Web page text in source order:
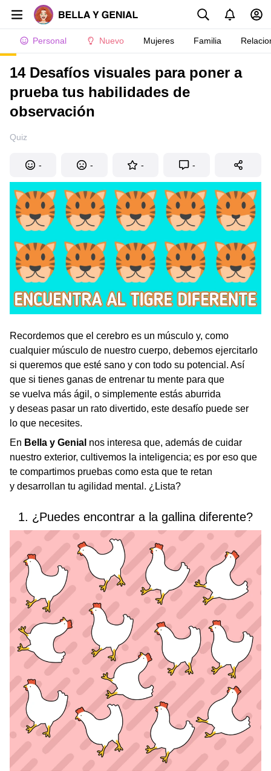
Personal Nuevo Mujeres Familia
14 Desafíos visuales para poner a
prueba tus habilidades de
observación
Quiz
- - - -
Recordemos que el cerebro es un músculo y, como
cualquier músculo de nuestro cuerpo, debemos ejercitarlo
si queremos que esté sano y con todo su potencial. Así
que si tienes ganas de entrenar tu mente para que
se vuelva más ágil, o simplemente estás aburrida
y deseas pasar un rato divertido, este desafío puede ser
lo que necesites.
En Bella y Genial nos interesa que, además de cuidar
nuestro exterior, cultivemos la inteligencia; es por eso que
te compartimos pruebas como esta que te retan
y desarrollan tu agilidad mental. ¿Lista?
1. ¿Puedes encontrar a la gallina diferente?